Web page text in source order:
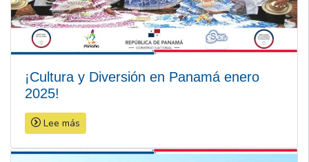
¡Cultura y Diversión en Panamá enero
2025!
Lee más